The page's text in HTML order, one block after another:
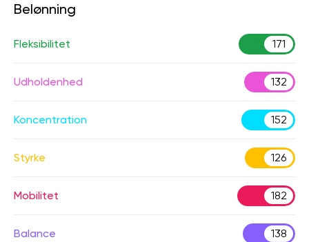
Belønning
Fleksibilitet 171
Udholdenhed 132
Koncentration 152
Styrke 126
Mobilitet 182
Balance 138